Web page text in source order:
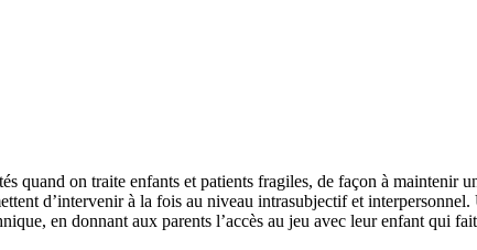
on traite enfants et patients fragiles, de façon à maintenir
d’intervenir à la fois au niveau intrasubjectif et interpersonnel.
en donnant aux parents l’accès au jeu avec leur enfant qui